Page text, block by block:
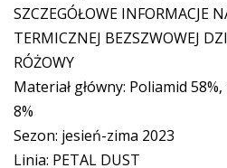
SZCZEGÓŁOWE INFORMACJE
TERMICZNEJ BEZSZWOWEJ
RÓŻOWY
Materiał główny: Poliamid
8%
Sezon: jesień-zima 2023
Linia: PETAL DUST